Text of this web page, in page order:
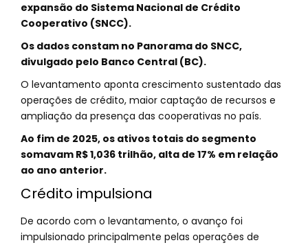
expansão do Sistema Nacional de Crédito
Cooperativo (SNCC).
Os dados constam no Panorama do SNCC,
divulgado pelo Banco Central (BC).
O levantamento aponta crescimento sustentado das
operações de crédito, maior captação de recursos e
ampliação da presença das cooperativas no país.
Ao fim de 2025, os ativos totais do segmento
somavam R$ 1,036 trilhão, alta de 17% em relação
ao ano anterior.
Crédito impulsiona
De acordo com o levantamento, o avanço foi
impulsionado principalmente pelas operações de